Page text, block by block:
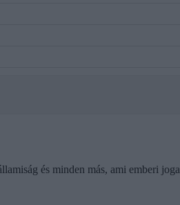
és minden más, ami emberi